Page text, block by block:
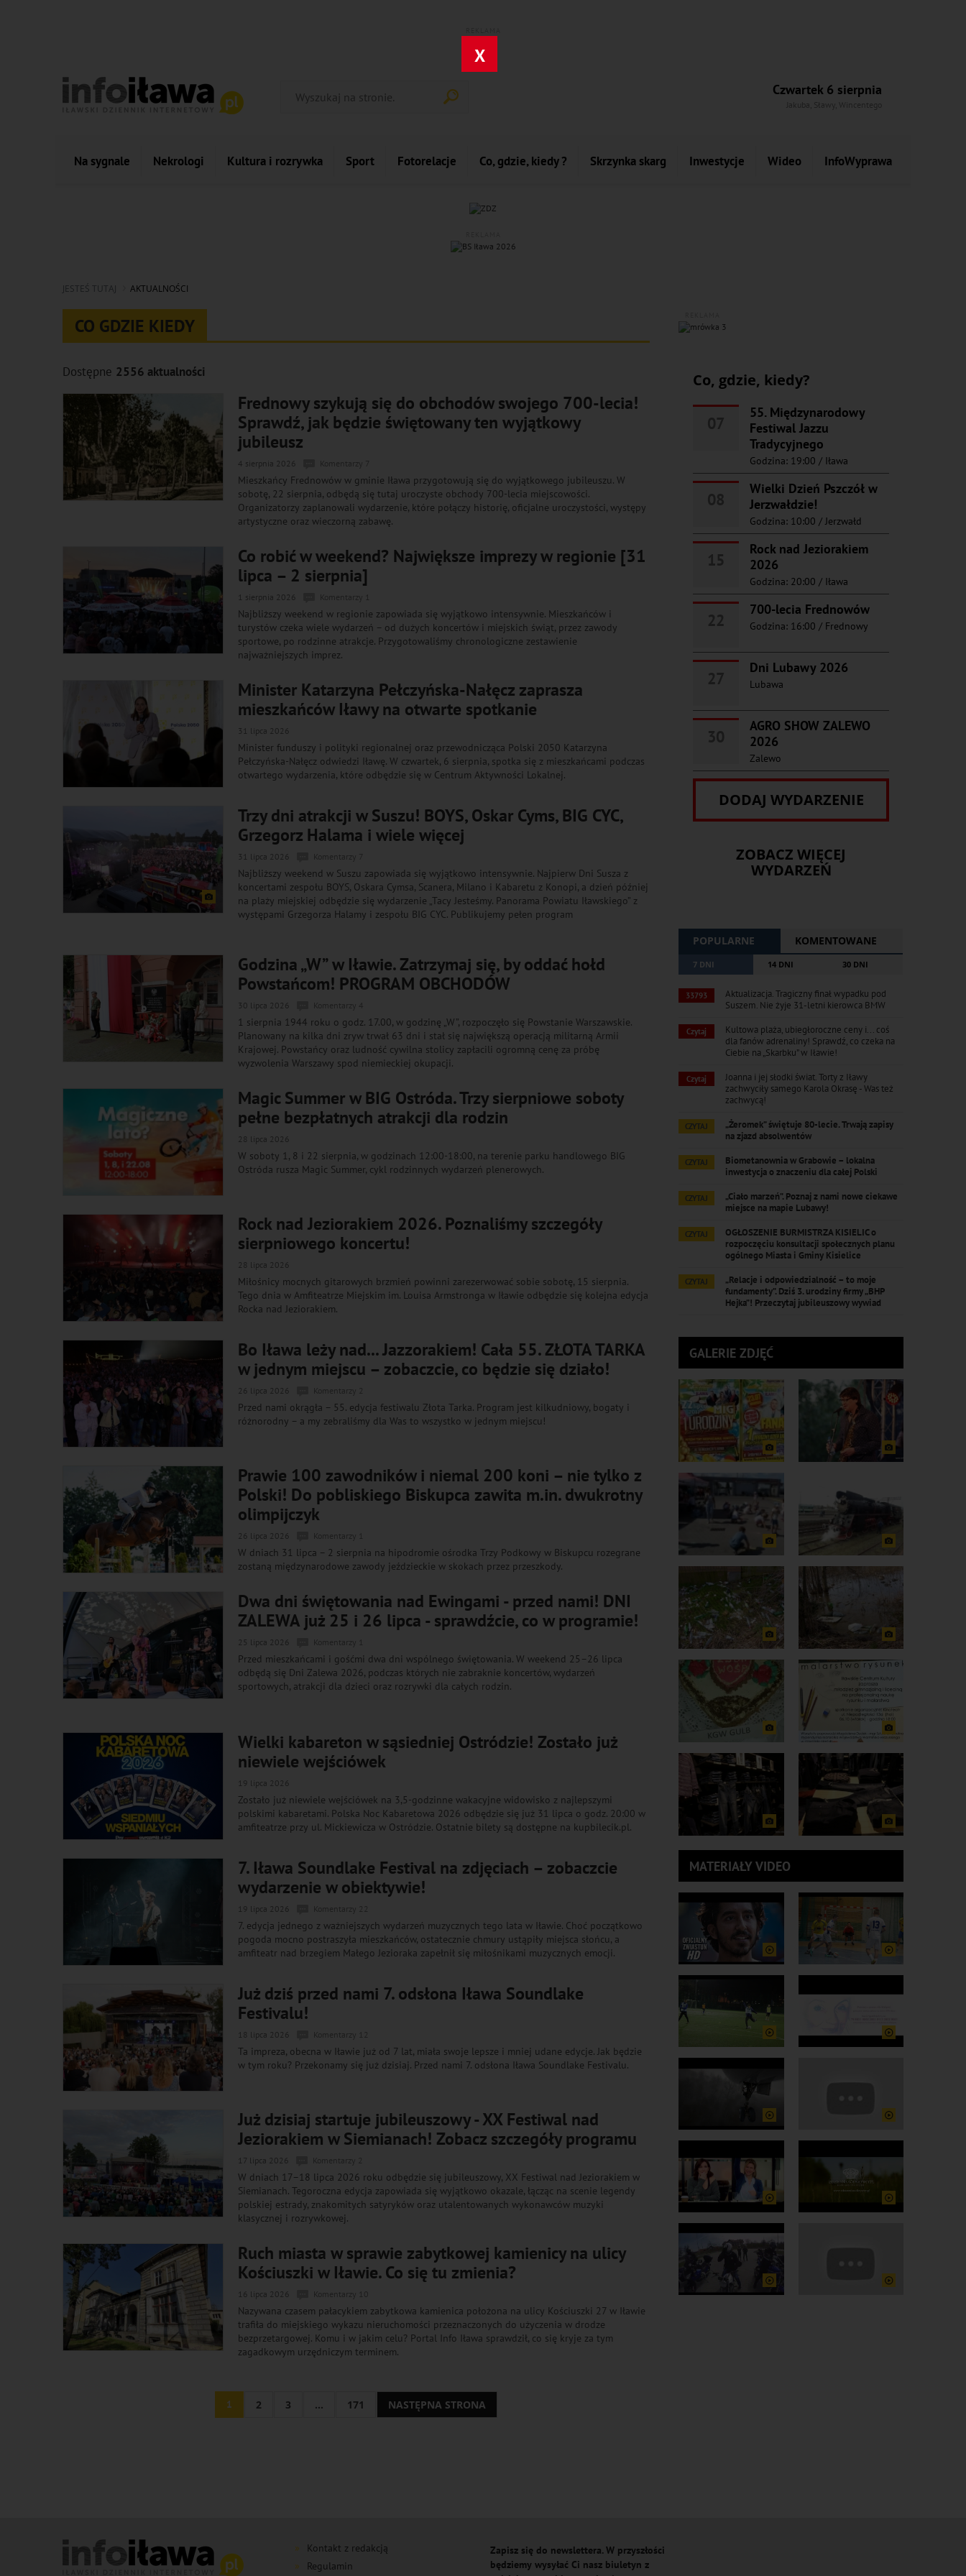
X
Czwartek 6 sierpnia
Jakuba, Sławy, Wincentego
Na sygnale Nekrologi Kultura i rozrywka Sport Fotorelacje Co, gdzie, kiedy ? Skrzynka skarg Inwestycje Wideo InfoWyprawa
JESTEŚ TUTAJ AKTUALNOŚCI
CO GDZIE KIEDY
Dostępne 2556 aktualności
Frednowy szykują się do obchodów swojego 700-lecia!
Sprawdź, jak będzie świętowany ten wyjątkowy
jubileusz
4 sierpnia 2026
Mieszkańcy Frednowów w gminie Iława przygotowują się do wyjątkowego jubileuszu. W
sobotę, 22 sierpnia, odbędą się tutaj uroczyste obchody 700-lecia miejscowości.
Organizatorzy zaplanowali wydarzenie, które połączy historię, oficjalne uroczystości, występy
artystyczne oraz wieczorną zabawę.
Co robić w weekend? Największe imprezy w regionie [31
lipca – 2 sierpnia]
1 sierpnia 2026
Najbliższy weekend w regionie zapowiada się wyjątkowo intensywnie. Mieszkańców i
turystów czeka wiele wydarzeń – od dużych koncertów i miejskich świąt, przez zawody
sportowe, po rodzinne atrakcje. Przygotowaliśmy chronologiczne zestawienie
najważniejszych imprez.
Minister Katarzyna Pełczyńska-Nałęcz zaprasza
mieszkańców Iławy na otwarte spotkanie
31 lipca 2026
Minister funduszy i polityki regionalnej oraz przewodnicząca Polski 2050 Katarzyna
Pełczyńska-Nałęcz odwiedzi Iławę. W czwartek, 6 sierpnia, spotka się z mieszkańcami podczas
otwartego wydarzenia, które odbędzie się w Centrum Aktywności Lokalnej.
Trzy dni atrakcji w Suszu! BOYS, Oskar Cyms, BIG CYC,
Grzegorz Halama i wiele więcej
31 lipca 2026
Najbliższy weekend w Suszu zapowiada się wyjątkowo intensywnie. Najpierw Dni Susza z
koncertami zespołu BOYS, Oskara Cymsa, Scanera, Milano i Kabaretu z Konopi, a dzień później
na plaży miejskiej odbędzie się wydarzenie „Tacy Jesteśmy. Panorama Powiatu Iławskiego” z
występami Grzegorza Halamy i zespołu BIG CYC. Publikujemy pełen program
Godzina „W” w Iławie. Zatrzymaj się, by oddać hołd
Powstańcom! PROGRAM OBCHODÓW
30 lipca 2026
1 sierpnia 1944 roku o godz. 17.00, w godzinę „W”, rozpoczęło się Powstanie Warszawskie.
Planowany na kilka dni zryw trwał 63 dni i stał się największą operacją militarną Armii
Krajowej. Powstańcy oraz ludność cywilna stolicy zapłacili ogromną cenę za próbę
wyzwolenia Warszawy spod niemieckiej okupacji.
Magic Summer w BIG Ostróda. Trzy sierpniowe soboty
pełne bezpłatnych atrakcji dla rodzin
28 lipca 2026
W soboty 1, 8 i 22 sierpnia, w godzinach 12:00-18:00, na terenie parku handlowego BIG
Ostróda rusza Magic Summer, cykl rodzinnych wydarzeń plenerowych.
Rock nad Jeziorakiem 2026. Poznaliśmy szczegóły
sierpniowego koncertu!
28 lipca 2026
Miłośnicy mocnych gitarowych brzmień powinni zarezerwować sobie sobotę, 15 sierpnia.
Tego dnia w Amfiteatrze Miejskim im. Louisa Armstronga w Iławie odbędzie się kolejna edycja
Rocka nad Jeziorakiem.
Bo Iława leży nad... Jazzorakiem! Cała 55. ZŁOTA TARKA
w jednym miejscu – zobaczcie, co będzie się działo!
26 lipca 2026
Przed nami okrągła – 55. edycja festiwalu Złota Tarka. Program jest kilkudniowy, bogaty i
różnorodny – a my zebraliśmy dla Was to wszystko w jednym miejscu!
Prawie 100 zawodników i niemal 200 koni – nie tylko z
Polski! Do pobliskiego Biskupca zawita m.in. dwukrotny
olimpijczyk
26 lipca 2026
W dniach 31 lipca – 2 sierpnia na hipodromie ośrodka Trzy Podkowy w Biskupcu rozegrane
zostaną międzynarodowe zawody jeździeckie w skokach przez przeszkody.
Dwa dni świętowania nad Ewingami - przed nami! DNI
ZALEWA już 25 i 26 lipca - sprawdźcie, co w programie!
25 lipca 2026
Przed mieszkańcami i gośćmi dwa dni wspólnego świętowania. W weekend 25–26 lipca
odbędą się Dni Zalewa 2026, podczas których nie zabraknie koncertów, wydarzeń
sportowych, atrakcji dla dzieci oraz rozrywki dla całych rodzin.
Wielki kabareton w sąsiedniej Ostródzie! Zostało już
niewiele wejściówek
19 lipca 2026
Zostało już niewiele wejściówek na 3,5-godzinne wakacyjne widowisko z najlepszymi
polskimi kabaretami. Polska Noc Kabaretowa 2026 odbędzie się już 31 lipca o godz. 20:00 w
amfiteatrze przy ul. Mickiewicza w Ostródzie. Ostatnie bilety są dostępne na kupbilecik.pl.
7. Iława Soundlake Festival na zdjęciach – zobaczcie
wydarzenie w obiektywie!
19 lipca 2026
7. edycja jednego z ważniejszych wydarzeń muzycznych tego lata w Iławie. Choć początkowo
pogoda mocno postraszyła mieszkańców, ostatecznie chmury ustąpiły miejsca słońcu, a
amfiteatr nad brzegiem Małego Jezioraka zapełnił się miłośnikami muzycznych emocji.
Już dziś przed nami 7. odsłona Iława Soundlake
Festivalu!
18 lipca 2026
Ta impreza, obecna w Iławie już od 7 lat, miała swoje lepsze i mniej udane edycje. Jak będzie
w tym roku? Przekonamy się już dzisiaj. Przed nami 7. odsłona Iława Soundlake Festivalu.
Już dzisiaj startuje jubileuszowy - XX Festiwal nad
Jeziorakiem w Siemianach! Zobacz szczegóły programu
17 lipca 2026
W dniach 17–18 lipca 2026 roku odbędzie się jubileuszowy, XX Festiwal nad Jeziorakiem w
Siemianach. Tegoroczna edycja zapowiada się wyjątkowo okazale, łącząc na scenie legendy
polskiej estrady, znakomitych satyryków oraz utalentowanych wykonawców muzyki
klasycznej i rozrywkowej.
Ruch miasta w sprawie zabytkowej kamienicy na ulicy
Kościuszki w Iławie. Co się tu zmienia?
16 lipca 2026
Nazywana czasem pałacykiem zabytkowa kamienica położona na ulicy Kościuszki 27 w Iławie
trafiła do miejskiego wykazu nieruchomości przeznaczonych do użyczenia w drodze
bezprzetargowej. Komu i w jakim celu? Portal Info Iława sprawdził, co się kryje za tym
zagadkowym urzędniczym terminem.
1 2 3 ... 171 NASTĘPNA STRONA
Co, gdzie, kiedy?
55. Międzynarodowy
Festiwal Jazzu
Tradycyjnego
Godzina: 19:00 / Iława
Wielki Dzień Pszczół w
Jerzwałdzie!
Godzina: 10:00 /Jerzwałd
Rock nad Jeziorakiem
2026
Godzina: 20:00 / Iława
700-lecia Frednowów
Godzina: 16:00 / Frednowy
Dni Lubawy 2026
Lubawa
AGRO SHOW ZALEWO
2026
Zalewo
DODAJ WYDARZENIE
ZOBACZ WIĘCEJ
WYDARZEŃ
POPULARNE KOMENTOWANE
7 DNI 14 DNI 30 DNI
33793
Aktualizacja. Tragiczny finał wypadku pod
Suszem. Nie żyje 31-letni kierowca BMW
Czytaj
Kultowa plaża, ubiegłoroczne ceny i... coś
dla fanów adrenaliny! Sprawdź, co czeka na
Ciebie na „Skarbku” w Iławie!
Czytaj
Joanna i jej słodki świat. Torty z Iławy
zachwyciły samego Karola Okrasę - Was też
zachwycą!
CZYTAJ
„Żeromek” świętuje 80-lecie. Trwają zapisy
na zjazd absolwentów
CZYTAJ
Biometanownia w Grabowie – lokalna
inwestycja o znaczeniu dla całej Polski
CZYTAJ
„Ciało marzeń”. Poznaj z nami nowe ciekawe
miejsce na mapie Lubawy!
CZYTAJ
OGŁOSZENIE BURMISTRZA KISIELIC o
rozpoczęciu konsultacji społecznych planu
ogólnego Miasta i Gminy Kisielice
CZYTAJ
„Relacje i odpowiedzialność – to moje
fundamenty”. Dziś 3. urodziny firmy „BHP
Hejka”! Przeczytaj jubileuszowy wywiad
GALERIE ZDJĘĆ
MATERIAŁY VIDEO
Kontakt z redakcją
Regulamin
Zapisz się do newslettera. W przyszłości
będziemy wysyłać Ci nasz biuletyn z